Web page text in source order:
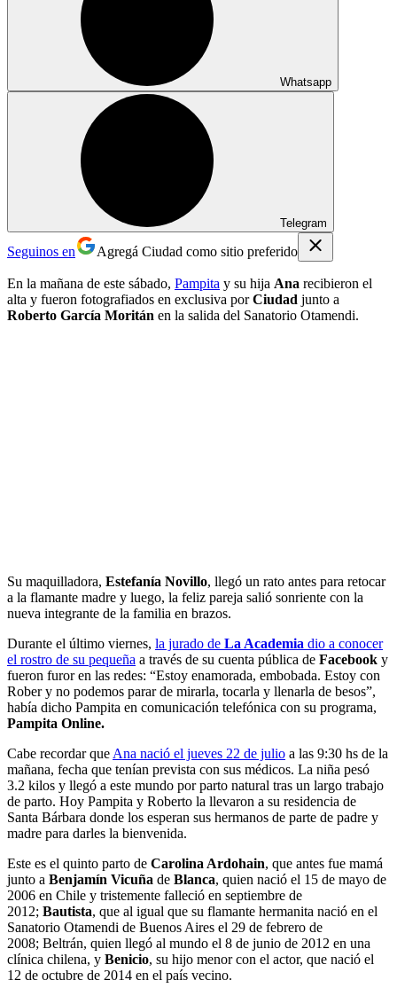
Whatsapp
Telegram
Seguinos en Agregá Ciudad como sitio preferido
En la mañana de este sábado, Pampita y su hija Ana recibieron el
alta y fueron fotografiados en exclusiva porCiudad junto a
Roberto García Moritán en la salida del Sanatorio Otamendi.
Su maquilladora, Estefanía Novillo, llegó un rato antes para retocar
a la flamante madre y luego, la feliz pareja salió sonriente con la
nueva integrante de la familia en brazos.
Durante el último viernes, la jurado de La Academia dio a conocer
el rostro de su pequeña a través de su cuenta pública de Facebook y
fueron furor en las redes: “Estoy enamorada, embobada. Estoy con
Rober y no podemos parar de mirarla, tocarla y llenarla de besos”,
había dicho Pampita en comunicación telefónica con su programa,
Pampita Online.
Cabe recordar que Ana nació el jueves 22 de julio a las 9:30 hs de la
mañana, fecha que tenían prevista con sus médicos. La niña pesó
3.2 kilos y llegó a este mundo por parto natural tras un largo trabajo
de parto. Hoy Pampita y Roberto la llevaron a su residencia de
Santa Bárbara donde los esperan sus hermanos de parte de padre y
madre para darles la bienvenida.
Este es el quinto parto de Carolina Ardohain, que antes fue mamá
junto a Benjamín Vicuña de Blanca, quien nació el 15 de mayo de
2006 en Chile y tristemente falleció en septiembre de
2012; Bautista, que al igual que su flamante hermanita nació en el
Sanatorio Otamendi de Buenos Aires el 29 de febrero de
2008; Beltrán, quien llegó al mundo el 8 de junio de 2012 en una
clínica chilena, y Benicio, su hijo menor con el actor, que nació el
12 de octubre de 2014 en el país vecino.